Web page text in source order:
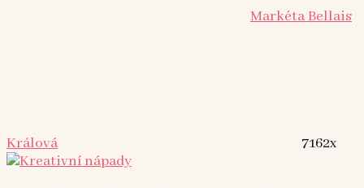
Markéta Bellais
Králová 7162x